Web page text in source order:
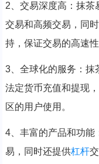
2、交易深度高：抹茶
交易和高频交易，同
持，保证交易的高速性
3、全球化的服务：抹
法定货币充值和提现
区的用户使用。
4、丰富的产品和功能
易，同时还提供杠杆